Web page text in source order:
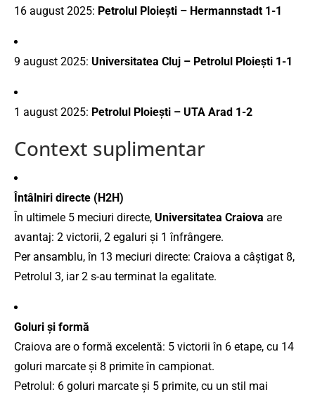
16 august 2025: Petrolul Ploiești – Hermannstadt 1-1
9 august 2025: Universitatea Cluj – Petrolul Ploiești 1-1
1 august 2025: Petrolul Ploiești – UTA Arad 1-2
Context suplimentar
Întâlniri directe (H2H)
În ultimele 5 meciuri directe, Universitatea Craiova are
avantaj: 2 victorii, 2 egaluri și 1 înfrângere.
Per ansamblu, în 13 meciuri directe: Craiova a câștigat 8,
Petrolul 3, iar 2 s-au terminat la egalitate.
Goluri și formă
Craiova are o formă excelentă: 5 victorii în 6 etape, cu 14
goluri marcate și 8 primite în campionat.
Petrolul: 6 goluri marcate și 5 primite, cu un stil mai